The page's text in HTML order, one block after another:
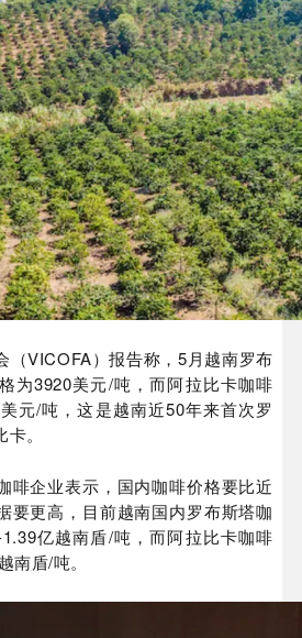
（VICOFA）报告称，5月越南罗布
为3920美元/吨，而阿拉比卡咖啡
元/吨，这是越南近50年来首次罗
。
啡企业表示，国内咖啡价格要比近
要更高，目前越南国内罗布斯塔咖
亿越南盾/吨，而阿拉比卡咖啡
南盾/吨。